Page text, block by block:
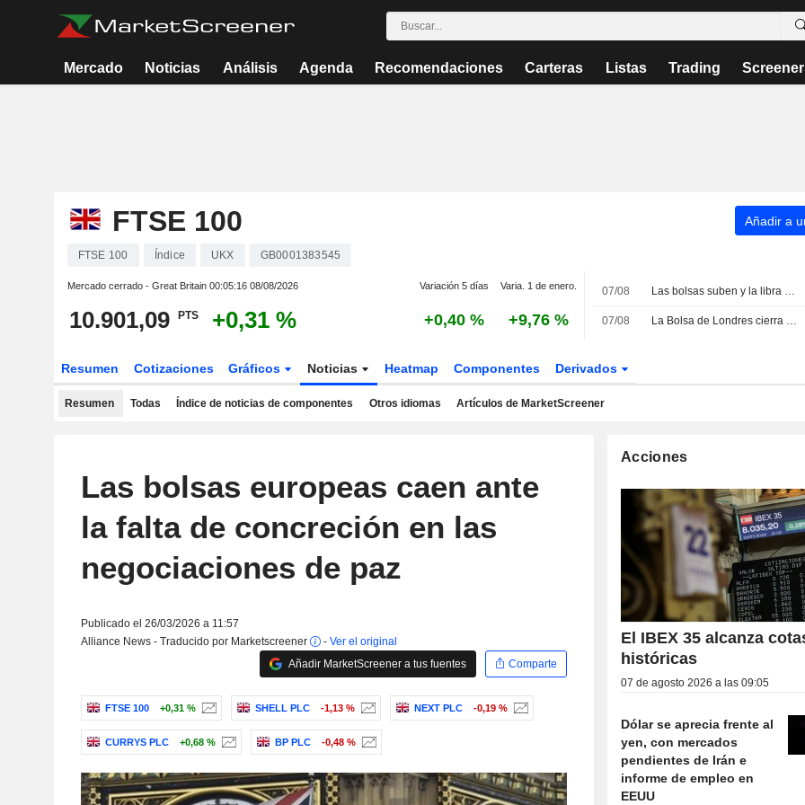
Mercado Noticias Análisis Agenda Recomendaciones Carteras Listas Trading
FTSE 100 Añadir a
FTSE 100 Índice UKX GB0001383545
Mercado cerrado - Great Britain 00:05:16 08/08/2026 Variación 5 días Varia. 1 de enero.
10.901,09 PTS +0,31 % +0,40 % +9,76 %
07/08 Las bolsas suben y la libra repunta tras la inesperada caída del empleo en EE. UU.
07/08 La Bolsa de Londres cierra la semana al alza impulsada por Diageo
Resumen Cotizaciones Gráficos Noticias Heatmap Componentes Derivados
Resumen Todas Índice de noticias de componentes Otros idiomas Artículos de MarketScreener
Las bolsas europeas caen ante
la falta de concreción en las
negociaciones de paz
Publicado el 26/03/2026 a 11:57
Alliance News - Traducido por Marketscreener
- Ver el original
Añadir MarketScreener a tus fuentes
Comparte
FTSE 100 +0,31 % SHELL PLC -1,13 % NEXT PLC -0,19 %
CURRYS PLC +0,68 % BP PLC -0,48 %
Acciones
El IBEX 35 alcanza
históricas
07 de agosto 2026 a las 09:05
Dólar se aprecia frente al
yen, con mercados
pendientes de Irán e
informe de empleo en
EEUU